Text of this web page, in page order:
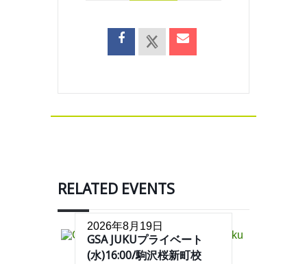
RELATED EVENTS
2026年8月19日
GSA JUKUプライベート
(水)16:00/駒沢桜新町校